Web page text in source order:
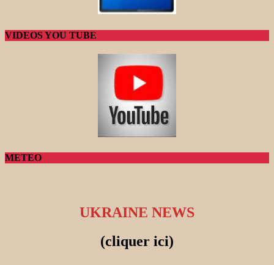
VIDEOS YOU TUBE
METEO
UKRAINE NEWS
(cliquer ici)